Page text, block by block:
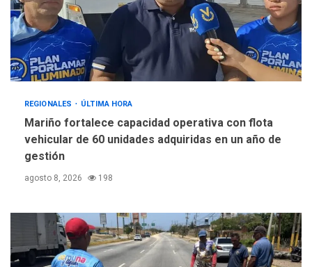
REGIONALES ÚLTIMA HORA
Mariño fortalece capacidad operativa con flota
vehicular de 60 unidades adquiridas en un año de
gestión
agosto 8, 2026 198